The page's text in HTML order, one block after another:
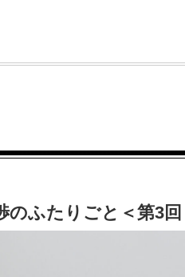
のふたりごと＜第3回